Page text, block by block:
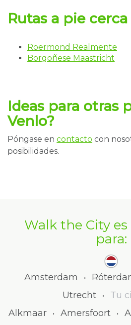
Rutas a pie
Roermond Realmente
Borgoñese Maastricht
Ideas para otras
Venlo?
Póngase en contacto con
posibilidades.
Walk the City
para:
Amsterdam •
Utrecht •
Tu
Alkmaar
• Amersfoort •